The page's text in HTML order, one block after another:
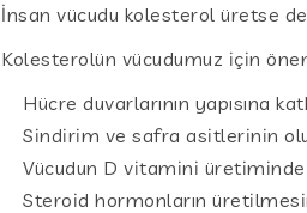
İnsan vücudu kolesterol üretse
Kolesterolün vücudumuz için
Hücre duvarlarının yapısına
Sindirim ve safra asitlerinin
Vücudun D vitamini üretiminde
Steroid hormonların